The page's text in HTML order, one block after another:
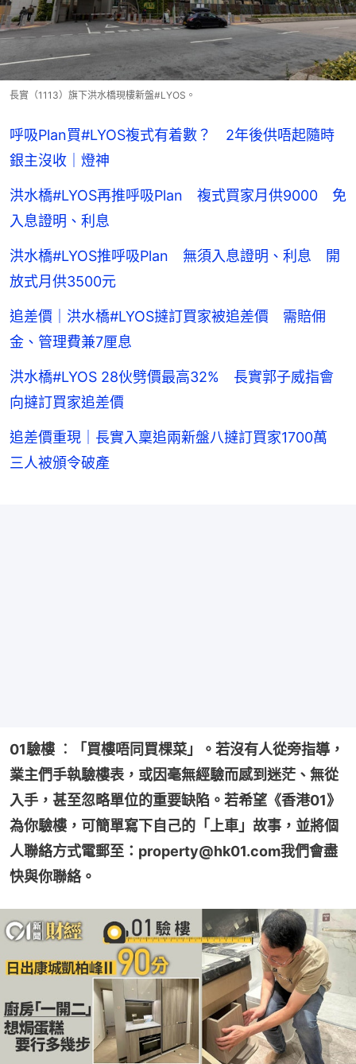
長實（1113）旗下洪水橋現樓新盤#LYOS。
呼吸Plan買#LYOS複式有着數？ 2年後供唔起隨時
銀主沒收｜燈神
洪水橋#LYOS再推呼吸Plan 複式買家月供9000 免
入息證明、利息
洪水橋#LYOS推呼吸Plan 無須入息證明、利息 開
放式月供3500元
追差價｜洪水橋#LYOS撻訂買家被追差價 需賠佣
金、管理費兼7厘息
洪水橋#LYOS 28伙劈價最高32% 長實郭子威指會
向撻訂買家追差價
追差價重現｜長實入稟追兩新盤八撻訂買家1700萬
三人被頒令破產
01驗樓 ︰「買樓唔同買棵菜」。若沒有人從旁指導，
業主們手執驗樓表，或因毫無經驗而感到迷茫、無從
入手，甚至忽略單位的重要缺陷。若希望《香港01》
為你驗樓，可簡單寫下自己的「上車」故事，並將個
人聯絡方式電郵至：property@hk01.com我們會盡
快與你聯絡。